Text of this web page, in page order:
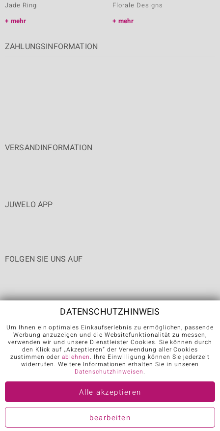
Jade Ring
mehr
Florale Designs
mehr
ZAHLUNGSINFORMATION
VERSANDINFORMATION
JUWELO APP
FOLGEN SIE UNS AUF
Karriere AGB Datenschutz Cookies Impressum
Kontakt
Vertrag widerrufen
Further languages:
© Juwelo Deutschland GmbH (ein Tochterunternehmen der elumeo
DATENSCHUTZHINWEIS
Um Ihnen ein optimales Einkaufserlebnis zu ermöglichen, passende
Werbung anzuzeigen und die Websitefunktionalität zu messen,
verwenden wir und unsere Dienstleister Cookies. Sie können durch
den Klick auf „Akzeptieren“ der Verwendung aller Cookies
zustimmen oderablehnen. Ihre Einwilligung können Sie jederzeit
widerrufen. Weitere Informationen erhalten Sie in unseren
Datenschutzhinweisen.
Alle akzeptieren
bearbeiten